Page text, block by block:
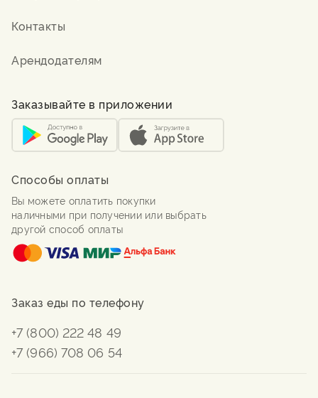
Контакты
Арендодателям
Заказывайте в приложении
Способы оплаты
Вы можете оплатить покупки
наличными при получении или выбрать
другой способ оплаты
Заказ еды по телефону
+7 (800) 222 48 49
+7 (966) 708 06 54